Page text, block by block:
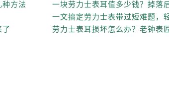
方法
一块劳力士表耳值多少钱？掉落
一文搞定劳力士表带过短难题，
劳力士表耳损坏怎么办？老钟表